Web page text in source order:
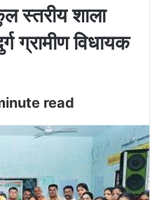
स्तरीय शाला
ग्रामीण विधायक
read